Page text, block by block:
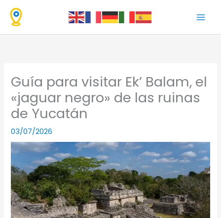
contenido
Guía para visitar Ek’ Balam, el
«jaguar negro» de las ruinas
de Yucatán
03/07/2026